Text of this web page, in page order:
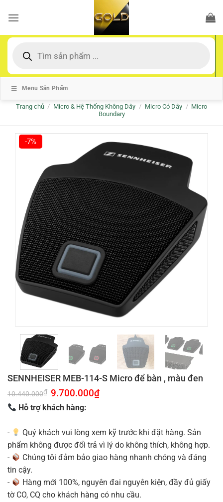
qua
dung
kiếm
Menu Sản Phẩm
Trang chủ / Micro & Hệ Thống Không Dây / Micro Có Dây / Micro
Boundary
-7%
SENNHEISER MEB-114-S Micro để bàn , màu đen
10.440.000₫ Giá
gốc
là:
10.440.000₫.
9.700.000₫Giá
Hỗ trợ khách hàng:
-
Quý khách vui lòng xem kỹ trước khi đặt hàng. Sản
phẩm không được đổi trả vì lý do không thích, không hợp.
-
Chúng tôi đảm bảo giao hàng nhanh chóng và đáng
tin cậy.
-
Hàng mới 100%, nguyên đai nguyên kiện, đầy đủ giấy
tờ CO, CQ cho khách hàng có nhu cầu.